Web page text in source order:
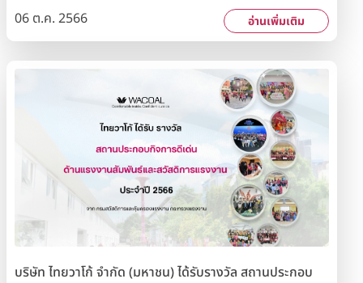
ความรู้ความเข้าใจในการดูแลตัวเองให้ปลอดภัย ห่างไกลจาก
มะเร็งเต้านม ด้วยการส่งเสริมให้จัดโครงการมาอย่างต่อเนื่อง
กว่า 24 ปี โดยล่าสุดร่วมกับสำนักงานเขตสาทร นำโดย นาย
ชาติชาย กุละนำพล ผู้อำนวยการเขตสาทร และ โรงพยาบาล
เจริญกรุงประชารักษ์ นำโดย นายแพทย์กมลรัตน์ จงธนากร
จัดกิจกรรม “วาโก้โบว์ชมพูสู้มะเร็งเต้านม เพื่อชุมชน” ซึ่งเป็น
ส่วนหนึ่งของโครงการ “วาโก้โบว์ชมพูสู้มะเร็งเต้านม” ให้กับ
ประชาชนในชุมชนพื้นที่เขตสาทรจัดให้ความรู้เกี่ยวกับมะเร็งเต้า
นม สอนวิธีการดูแลตนเองให้ห่างไกลจากมะเร็งเต้านม พร้อม
สาธิตการตรวจหาความผิดปกติของเต้านมด้วยตนเอง โดยทีม
แพทย์และพยาบาลจากโรงพยาบาลเจริญกรุงประชารักษ์
พร้อมฝึกปฏิบัติการตรวจเต้านมด้วยตนเอง และตรวจคัด
กรองเต้านมโดยพยาบาลผู้เชี่ยวชาญ หากพบความผิดปกติจะ
06 ต.ค. 2566 อ่านเพิ่มเติม
บริษัท ไทยวาโก้ จำกัด (มหาชน) ได้รับรางวัล สถานประกอบ